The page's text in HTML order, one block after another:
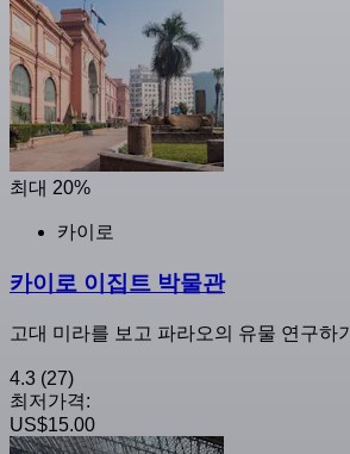
최대 20%
카이로
카이로 이집트 박물관
고대 미라를 보고 파라오의 유물 연구하기
4.3 (27)
최저가격:
US$15.00